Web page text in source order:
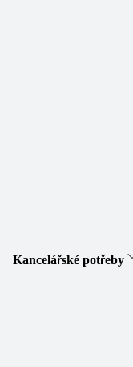
Kancelářské potřeby